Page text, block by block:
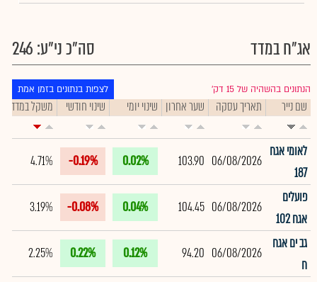
אג"ח במדד סה"כ ני"ע: 246
הנתונים בהשהיה של 15 דק׳ לצפות בנתונים בזמן אמת
שם נייר תאריך עסקה שער אחרון שינוי יומי שינוי חודשי משקל במדד
לאומי אגח
187
06/08/2026
103.90
0.02%
-0.19%
4.71%
פועלים
אגח 102
06/08/2026
104.45
0.04%
-0.08%
3.19%
גב ים אגח
ח
06/08/2026
94.20
0.12%
0.22%
2.25%